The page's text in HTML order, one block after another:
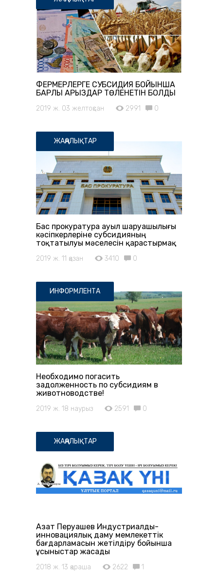
ФЕРМЕРЛЕРГЕ СУБСИДИЯ БОЙЫНША
БАРЛЫҚ ҚАРЫЗДАР ТӨЛЕНЕТІН БОЛДЫ
2019 ж. 03 желтоқсан 2991 0
ЖАҢАЛЫҚТАР
Бас прокуратура ауыл шаруашылығы
кәсіпкерлеріне субсидияның
тоқтатылуы мәселесін қарастырмақ
2019 ж. 11 қазан 3410 0
ИНФОРМЛЕНТА
Необходимо погасить
задолженность по субсидиям в
животноводстве!
2019 ж. 18 наурыз 2591 0
ЖАҢАЛЫҚТАР
Азат Перуашев Индустриалды-
инновациялық даму мемлекеттік
бағдарламасын жетілдіру бойынша
ұсыныстар жасады
2018 ж. 13 қараша 2622 1